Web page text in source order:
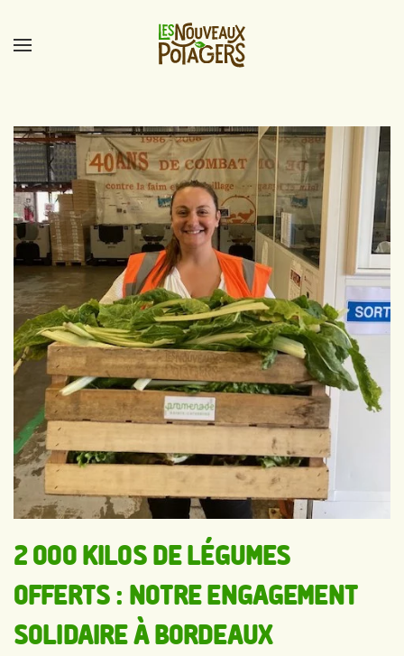
2 000 KILOS DE LÉGUMES
OFFERTS : NOTRE ENGAGEMENT
SOLIDAIRE À BORDEAUX